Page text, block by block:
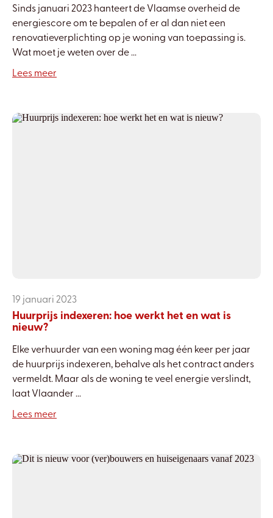
Sinds januari 2023 hanteert de Vlaamse overheid de
energiescore om te bepalen of er al dan niet een
renovatieverplichting op je woning van toepassing is.
Wat moet je weten over de ...
Lees meer
19 januari 2023
Huurprijs indexeren: hoe werkt het en wat is
nieuw?
Elke verhuurder van een woning mag één keer per jaar
de huurprijs indexeren, behalve als het contract anders
vermeldt. Maar als de woning te veel energie verslindt,
laat Vlaander ...
Lees meer